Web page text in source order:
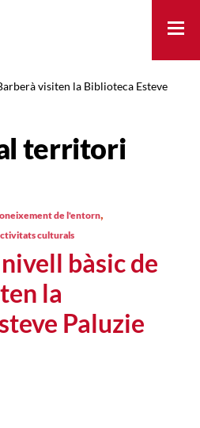
visiten la Biblioteca Esteve
territori
bàsic de
la
Paluzie
de l'entorn,
culturals